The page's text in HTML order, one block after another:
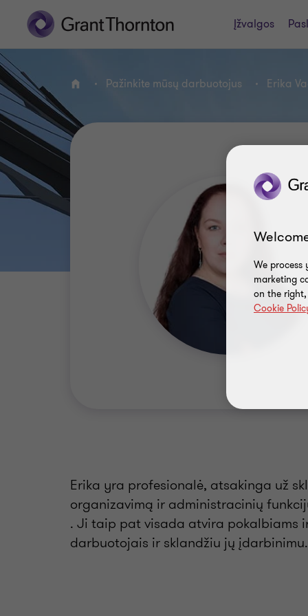
Įžvalgos
PAGRINDINIS PUSLAPIS
Pažinkite mūsų darbuotojus Erika
Erika yra profesionalė, atsakinga už
organizavimą ir administracinių
. Ji taip pat visada atvira pokalbiams
darbuotojais ir sklandžiu jų įdarbinimu.
We process
marketing
on the
Cookie